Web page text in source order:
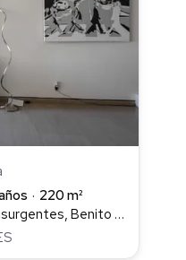
220 m²
Andres De La Concha, San José Insurgentes, Benito Juárez